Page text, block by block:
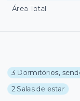
3 Dormitórios,
2 Salas de estar
Área Total